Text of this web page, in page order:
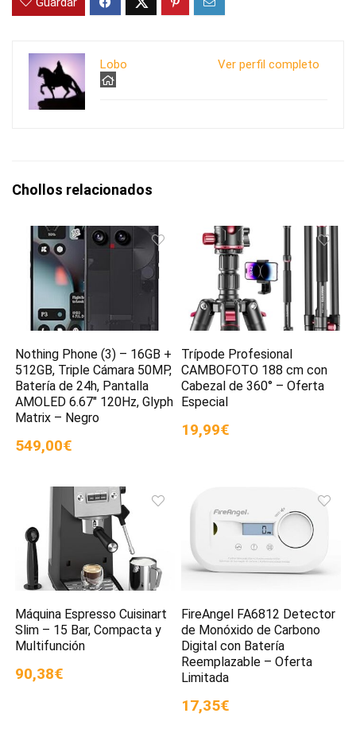
Ver perfil completo
Lobo
Chollos relacionados
Nothing Phone (3) – 16GB +
512GB, Triple Cámara 50MP,
Batería de 24h, Pantalla
AMOLED 6.67″ 120Hz, Glyph
Matrix – Negro
549,00€
Trípode Profesional
CAMBOFOTO 188 cm con
Cabezal de 360° – Oferta
Especial
19,99€
Máquina Espresso Cuisinart
Slim – 15 Bar, Compacta y
Multifunción
90,38€
FireAngel FA6812 Detector
de Monóxido de Carbono
Digital con Batería
Reemplazable – Oferta
Limitada
17,35€